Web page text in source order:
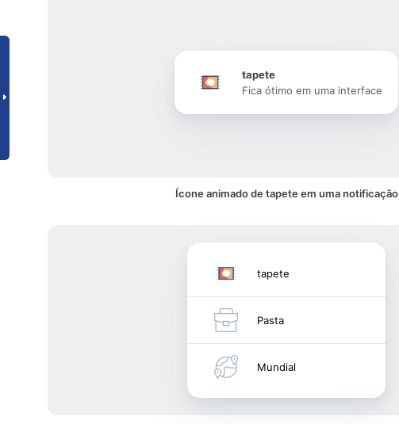
tapete
Fica ótimo em uma interface
Ícone animado de tapete em uma notificação
tapete
Pasta
Mundial